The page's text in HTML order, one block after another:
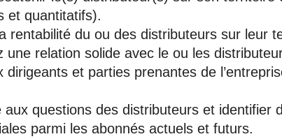
et quantitatifs).
rentabilité du ou des distributeurs sur leur
une relation solide avec le ou les
dirigeants et parties prenantes de
aux questions des distributeurs et identifier
parmi les abonnés actuels et futurs.